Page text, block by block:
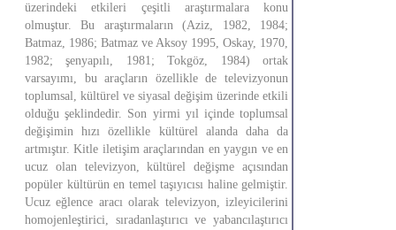
üzerindeki etkileri çeşitli araştırmalara konu
olmuştur. Bu araştırmaların (Aziz, 1982, 1984;
Batmaz, 1986; Batmaz ve Aksoy 1995, Oskay, 1970,
1982; şenyapılı, 1981; Tokgöz, 1984) ortak
varsayımı, bu araçların özellikle de televizyonun
toplumsal, kültürel ve siyasal değişim üzerinde etkili
olduğu şeklindedir. Son yirmi yıl içinde toplumsal
değişimin hızı özellikle kültürel alanda daha da
artmıştır. Kitle iletişim araçlarından en yaygın ve en
ucuz olan televizyon, kültürel değişme açısından
popüler kültürün en temel taşıyıcısı haline gelmiştir.
Ucuz eğlence aracı olarak televizyon, izleyicilerini
homojenleştirici, sıradanlaştırıcı ve yabancılaştırıcı